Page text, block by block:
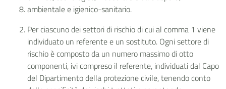
ambientale e igienico-sanitario.
Per ciascuno dei settori di rischio di cui al comma 1 viene
individuato un referente e un sostituto. Ogni settore di
rischio è composto da un numero massimo di otto
componenti, ivi compreso il referente, individuati dal Capo
del Dipartimento della protezione civile, tenendo conto